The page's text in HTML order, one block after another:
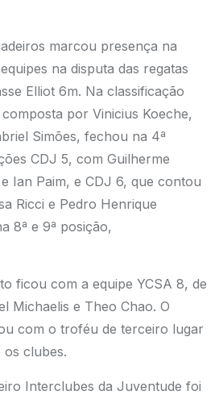
marcou presença na
na disputa das regatas
Elliot 6m. Na classificação
por Vinicius Koeche,
Simões, fechou na 4ª
CDJ 5, com Guilherme
Ian Paim, e CDJ 6, que contou
Ricci e Pedro Henrique
8ª e 9ª posição,
ficou com a equipe YCSA 8, de
Michaelis e Theo Chao. O
com o troféu de terceiro lugar
os clubes.
Interclubes da Juventude foi